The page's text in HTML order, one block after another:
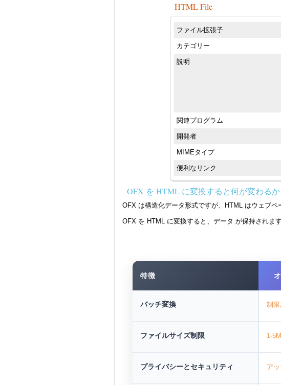
HTML File
ファイル拡張子
カテゴリー
説明
関連プログラム
開発者
MIMEタイプ
便利なリンク
OFX を HTML に変換すると何が変わるか
OFX は構造化データ形式ですが、HTML はウェブ
OFX を HTML に変換すると、データ が保持されま
特徴
バッチ変換 制限
ファイルサイズ制限 1-
プライバシーとセキュリティ ア